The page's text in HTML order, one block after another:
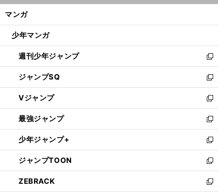
ン
ウ
開
く
マンガ
少年マンガ
週刊少年ジャンプ
新
し
い
ウ
ィ
ン
ド
ウ
で
開
く
ジャンプSQ
新
し
い
ウ
ィ
ン
ド
ウ
で
開
く
Vジャンプ
新
し
い
ウ
ィ
ン
ド
ウ
で
最強ジャンプ
新
し
い
ウ
ィ
ン
ド
少年ジャンプ+
新
し
い
ウ
ィ
ジャンプTOON
新
し
い
ZEBRACK
新